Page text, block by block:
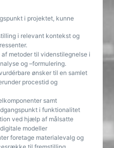
i projektet, kunne
i relevant kontekst og
metoder til videnstilegnelse i
og –formulering.
ønsker til en samlet
procestid og
samt
i funktionalitet
ved hjælp af målsatte
modeller
foretage materialevalg og